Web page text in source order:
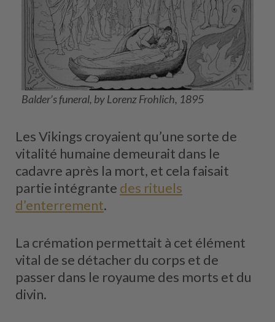
Balder’s funeral, by Lorenz Frohlich, 1895
Les Vikings croyaient qu’une sorte de
vitalité humaine demeurait dans le
cadavre après la mort, et cela faisait
partie intégrante des rituels
d’enterrement.
La crémation permettait à cet élément
vital de se détacher du corps et de
passer dans le royaume des morts et du
divin.